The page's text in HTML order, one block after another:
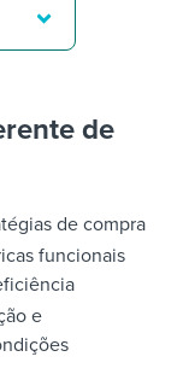
de
de compra
funcionais
e